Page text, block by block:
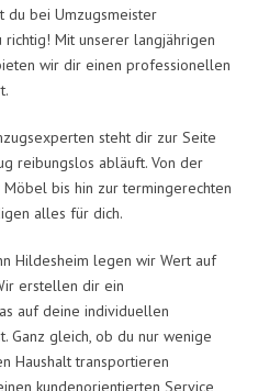
du bei Umzugsmeister
Mit unserer langjährigen
wir dir einen professionellen
steht dir zur Seite
reibungslos abläuft. Von der
bis hin zur termingerechten
alles für dich.
Hildesheim legen wir Wert auf
erstellen dir ein
auf deine individuellen
Ganz gleich, ob du nur wenige
Haushalt transportieren
kundenorientierten Service